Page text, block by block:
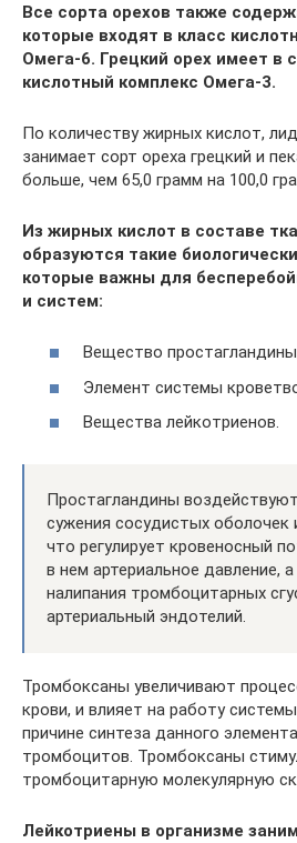
Все сорта орехов также
которые входят в класс
Омега-6. Грецкий орех имеет в
кислотный комплекс Омега-3.
По количеству жирных кислот,
занимает сорт ореха грецкий и
больше, чем 65,0 грамм на 100,0
Из жирных кислот в составе
образуются такие
которые важны для
и систем:
Вещество
Элемент системы
Вещества лейкотриенов.
Простагландины
сужения сосудистых оболочек
что регулирует кровеносный
в нем артериальное давление,
налипания тромбоцитарных
артериальный эндотелий.
Тромбоксаны увеличивают
крови, и влияет на работу
причине синтеза данного
тромбоцитов. Тромбоксаны
тромбоцитарную молекулярную
Лейкотриены в организме